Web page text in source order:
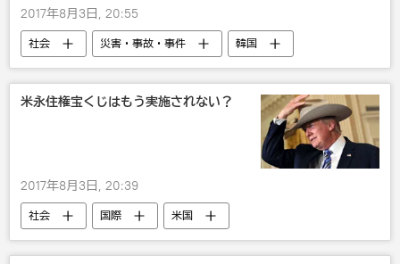
2017年8月3日, 20:55
社会 災害・事故・事件
韓国
俳優
映画
米永住権宝くじはもう実施されない？
2017年8月3日, 20:39
社会 国際
米国
ドナルド・トランプ
移民